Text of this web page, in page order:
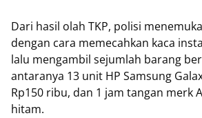
Dari hasil olah TKP, polisi
dengan cara memecahkan kaca
lalu mengambil sejumlah barang
antaranya 13 unit HP Samsung
Rp150 ribu, dan 1 jam tangan merk
hitam.